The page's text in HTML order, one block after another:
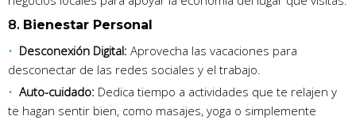
8. Bienestar Personal
Desconexión Digital: Aprovecha las vacaciones para
desconectar de las redes sociales y el trabajo.
Auto-cuidado: Dedica tiempo a actividades que te relajen y
te hagan sentir bien, como masajes, yoga o simplemente